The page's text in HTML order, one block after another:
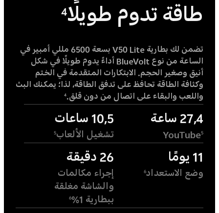
طاقة تدوم طويلًا4
تضمن لك بطارية V50 Lite بسعة 6500 مللي أمبير في
الساعة من نوع BlueVolt أداءً يدوم طويلًا في شكل
أنيق وصغير الحجم. الابتكارات المتقدمة في الختم
وكثافة الطاقة تحافظ على تدفق الطاقة، لذا؛ يمكنك البث
واللعب والبقاء على اتصال من دون قلق.4
27,4 ساعة
YouTube5
10,5 ساعات
تشغيل الألعاب5
11 يومًا
وضع الاستعداد6
26 دقيقة
إجراء مكالمات
والشاشة مغلقة
ببطارية 1%
6